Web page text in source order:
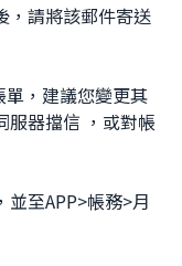
，請將該郵件寄送
單，建議您變更其
服器擋信 ，或對帳
並至APP>帳務>月